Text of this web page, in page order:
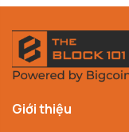
Giới thiệu